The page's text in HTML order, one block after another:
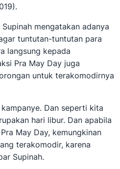
mengatakan adanya
tuntutan-tuntutan para
langsung kepada
Pra May Day juga
untuk terakomodirnya
Dan seperti kita
hari libur. Dan apabila
May Day, kemungkinan
terakomodir, karena
Supinah.